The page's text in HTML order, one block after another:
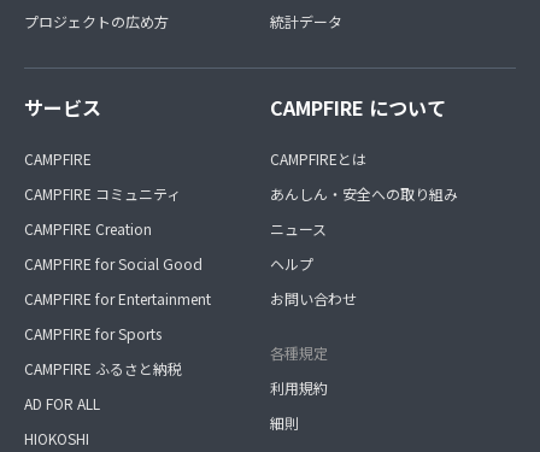
プロジェクトの広め方
統計データ
サービス
CAMPFIRE
CAMPFIRE コミュニティ
CAMPFIRE Creation
CAMPFIRE for Social Good
CAMPFIRE for Entertainment
CAMPFIRE for Sports
CAMPFIRE ふるさと納税
AD FOR ALL
HIOKOSHI
CAMPFIRE について
CAMPFIREとは
あんしん・安全への取り組み
ニュース
ヘルプ
お問い合わせ
各種規定
利用規約
細則